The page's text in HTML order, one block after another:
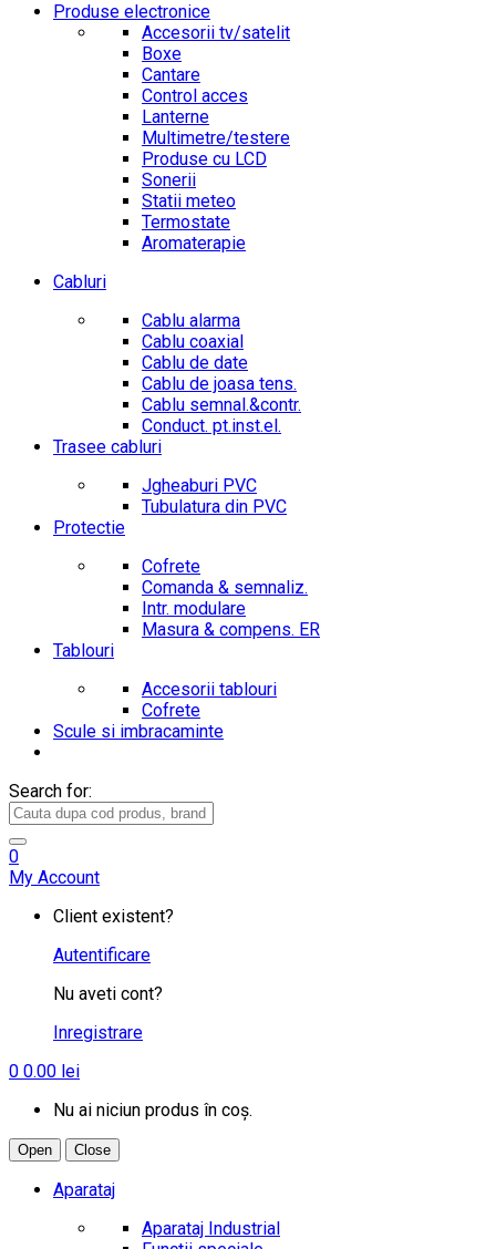
Produse electronice
Accesorii tv/satelit
Boxe
Cantare
Control acces
Lanterne
Multimetre/testere
Produse cu LCD
Sonerii
Statii meteo
Termostate
Aromaterapie
Cabluri
Cablu alarma
Cablu coaxial
Cablu de date
Cablu de joasa tens.
Cablu semnal.&contr.
Conduct. pt.inst.el.
Trasee cabluri
Jgheaburi PVC
Tubulatura din PVC
Protectie
Cofrete
Comanda & semnaliz.
Intr. modulare
Masura & compens. ER
Tablouri
Accesorii tablouri
Cofrete
Scule si imbracaminte
Search for:
0
My Account
Client existent?
Autentificare
Nu aveti cont?
Inregistrare
0 0.00 lei
Nu ai niciun produs în coș.
Open Close
Aparataj
Aparataj Industrial